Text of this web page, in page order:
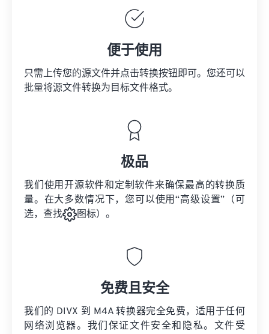
便于使用
只需上传您的源文件并点击转换按钮即可。您还可以
批量将源文件转换为目标文件格式。
极品
我们使用开源软件和定制软件来确保最高的转换质
量。在大多数情况下，您可以使用“高级设置”（可
选，查找
图标）。
免费且安全
我们的 DIVX 到 M4A 转换器完全免费，适用于任何
网络浏览器。我们保证文件安全和隐私。文件受